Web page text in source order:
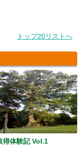
トップ20リストへ
得体験記 Vol.1